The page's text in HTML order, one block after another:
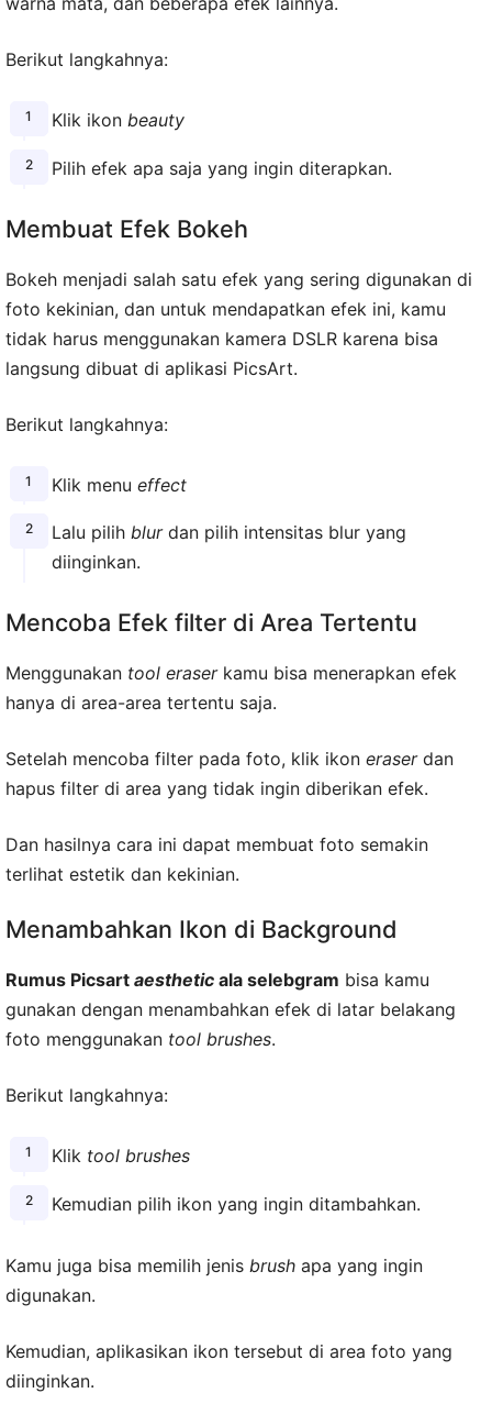
Berikut langkahnya:
Klik ikon beauty
Pilih efek apa saja yang ingin diterapkan.
Membuat Efek Bokeh
Bokeh menjadi salah satu efek yang sering digunakan di
foto kekinian, dan untuk mendapatkan efek ini, kamu
tidak harus menggunakan kamera DSLR karena bisa
langsung dibuat di aplikasi PicsArt.
Berikut langkahnya:
Klik menu effect
Lalu pilih blurdan pilih intensitas blur yang
diinginkan.
Mencoba Efek filter di Area Tertentu
Menggunakan tool eraserkamu bisa menerapkan efek
hanya di area-area tertentu saja.
Setelah mencoba filter pada foto, klik ikon eraserdan
hapus filter di area yang tidak ingin diberikan efek.
Dan hasilnya cara ini dapat membuat foto semakin
terlihat estetik dan kekinian.
Menambahkan Ikon di Background
Rumus Picsart aesthetic ala selebgram bisa kamu
gunakan dengan menambahkan efek di latar belakang
foto menggunakan tool brushes.
Berikut langkahnya:
Klik tool brushes
Kemudian pilih ikon yang ingin ditambahkan.
Kamu juga bisa memilih jenis brush apa yang ingin
digunakan.
Kemudian, aplikasikan ikon tersebut di area foto yang
diinginkan.